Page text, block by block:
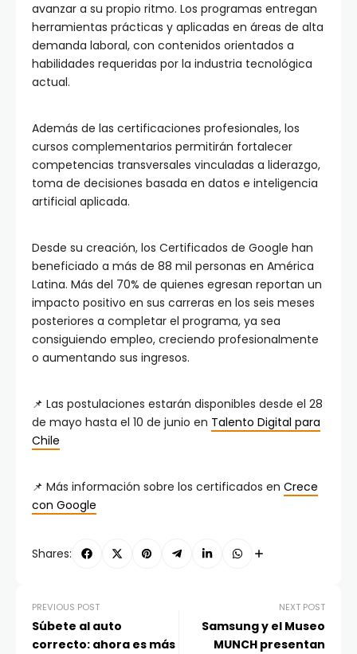
avanzar a su propio ritmo. Los programas entregan
herramientas prácticas y aplicadas en áreas de alta
demanda laboral, con contenidos orientados a
habilidades requeridas por la industria tecnológica
actual.
Además de las certificaciones profesionales, los
cursos complementarios permitirán fortalecer
competencias transversales vinculadas a liderazgo,
toma de decisiones basada en datos e inteligencia
artificial aplicada.
Desde su creación, los Certificados de Google han
beneficiado a más de 88 mil personas en América
Latina. Más del 70% de quienes egresan reportan un
impacto positivo en sus carreras en los seis meses
posteriores a completar el programa, ya sea
consiguiendo empleo, creciendo profesionalmente
o aumentando sus ingresos.
📌 Las postulaciones estarán disponibles desde el 28
de mayo hasta el 10 de junio en Talento Digital para
Chile
📌 Más información sobre los certificados en Crece
con Google
Shares:
PREVIOUS POST
Súbete al auto
correcto: ahora es más
NEXT POST
Samsung y el Museo
MUNCH presentan